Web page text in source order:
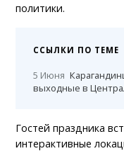
политики.
ССЫЛКИ ПО ТЕМЕ
5 Июня
выходные в
Гостей праздника
интерактивные